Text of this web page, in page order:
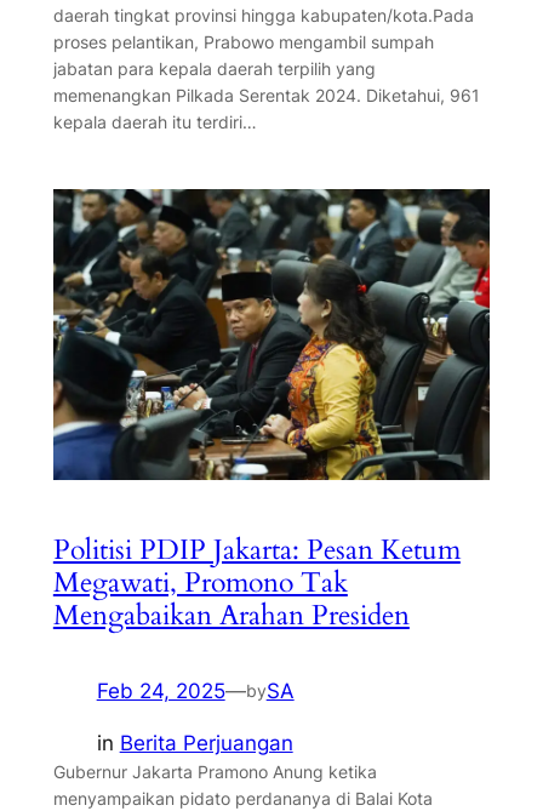
daerah tingkat provinsi hingga kabupaten/kota.Pada
proses pelantikan, Prabowo mengambil sumpah
jabatan para kepala daerah terpilih yang
memenangkan Pilkada Serentak 2024. Diketahui, 961
kepala daerah itu terdiri…
Politisi PDIP Jakarta: Pesan Ketum
Megawati, Promono Tak
Mengabaikan Arahan Presiden
Feb 24, 2025—bySA
in Berita Perjuangan
Gubernur Jakarta Pramono Anung ketika
menyampaikan pidato perdananya di Balai Kota